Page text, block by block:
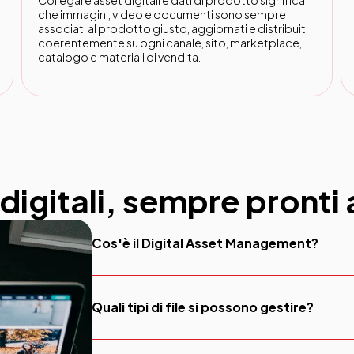
che immagini, video e documenti sono sempre
associati al prodotto giusto, aggiornati e distribuiti
coerentemente su ogni canale, sito, marketplace,
catalogo e materiali di vendita.
sempre pronti
Cos'è il Digital Asset Management?
risorse digitali come immagini, video e
Quali tipi di file si possono gestire?